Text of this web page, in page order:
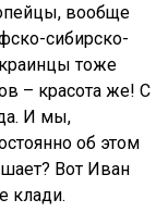
вообще
сибирско-
тоже
– красота же! С
И мы,
об этом
Вот Иван
клади.